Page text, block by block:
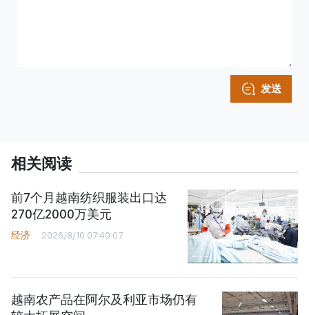
发送
相关阅读
前7个月越南纺织服装出口达
270亿2000万美元
经济 2026/8/10 07:40:07
越南农产品在阿尔及利亚市场仍有